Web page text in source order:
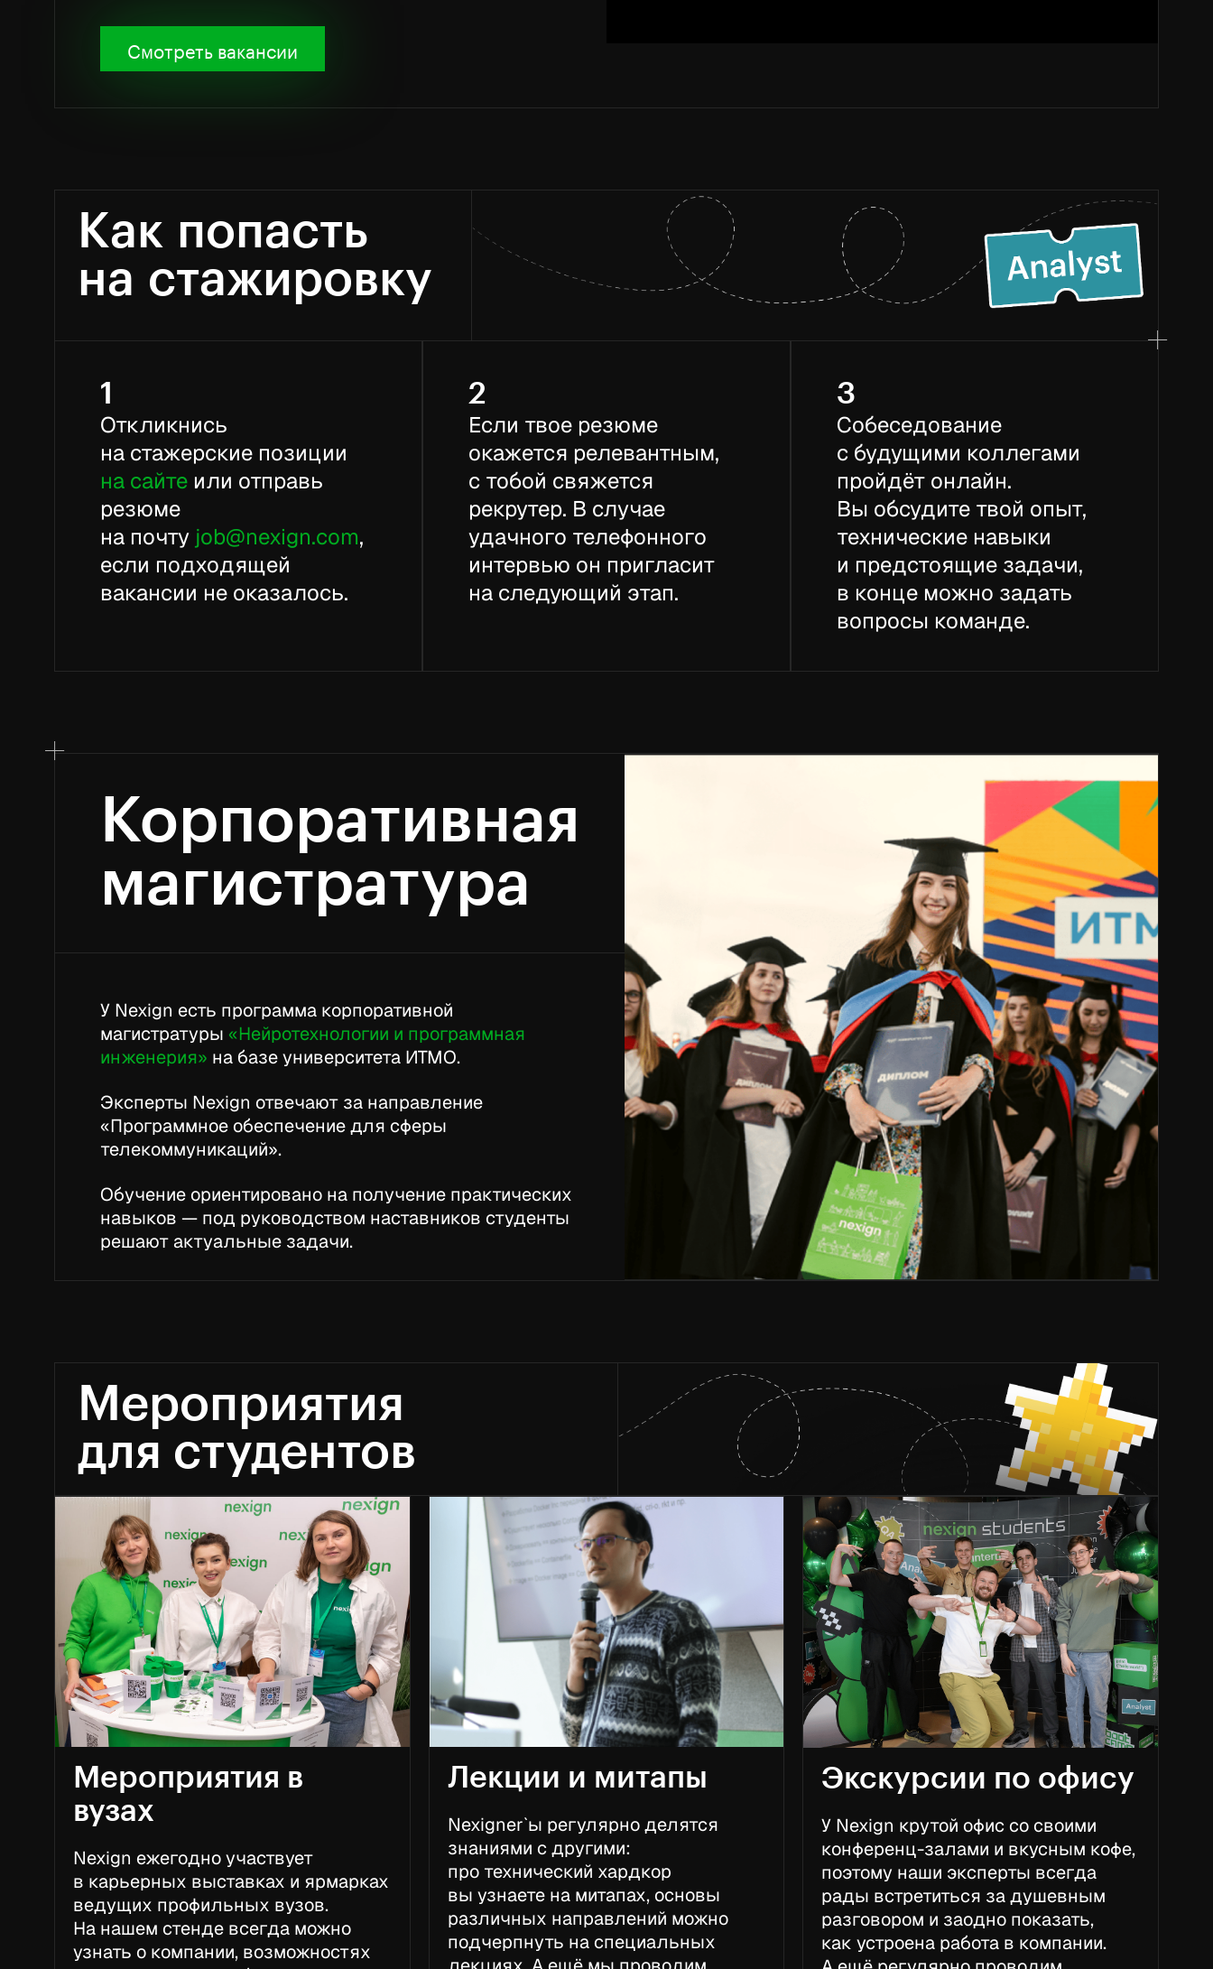
Смотреть вакансии
Как попасть
на стажировку
1
Откликнись
на стажерские позиции
на сайте или отправь
резюме
на почту job@nexign.com,
если подходящей
вакансии не оказалось.
2
Если твое резюме
окажется релевантным,
с тобой свяжется
рекрутер. В случае
удачного телефонного
интервью он пригласит
на следующий этап.
3
Собеседование
с будущими коллегами
пройдёт онлайн.
Вы обсудите твой опыт,
технические навыки
и предстоящие задачи,
в конце можно задать
вопросы команде.
Корпоративная
магистратура
У Nexign есть программа корпоративной
магистратуры «Нейротехнологии и программная
инженерия» на базе университета ИТМО.
Эксперты Nexign отвечают за направление
«Программное обеспечение для сферы
телекоммуникаций».
Обучение ориентировано на получение практических
навыков — под руководством наставников студенты
решают актуальные задачи.
Мероприятия
для студентов
Мероприятия в
вузах
Nexign ежегодно участвует
в карьерных выставках и ярмарках
ведущих профильных вузов.
На нашем стенде всегда можно
узнать о компании, возможностях
Лекции и митапы
Nexigner`ы регулярно делятся
знаниями с другими:
про технический хардкор
вы узнаете на митапах, основы
различных направлений можно
подчерпнуть на специальных
Экскурсии по офису
У Nexign крутой офис со своими
конференц-залами и вкусным кофе,
поэтому наши эксперты всегда
рады встретиться за душевным
разговором и заодно показать,
как устроена работа в компании.